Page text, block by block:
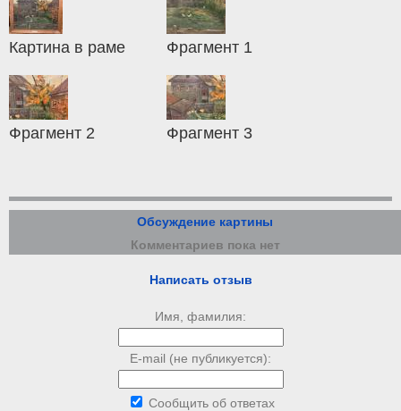
Картина в раме Фрагмент 1
Фрагмент 2 Фрагмент 3
Обсуждение картины
Комментариев пока нет
Написать отзыв
Имя, фамилия:
E-mail (не публикуется):
Сообщить об ответах